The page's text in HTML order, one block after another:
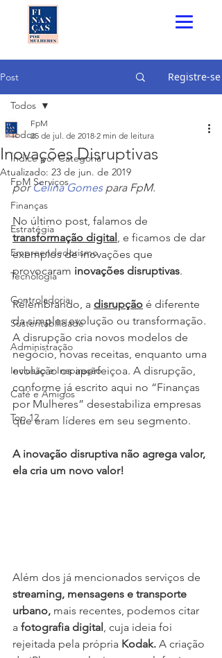
Post Registre-se
Todos
Índice por Categoria
FpM Serviços
Finanças
Estratégia
Empreendedorismo
Tecnologia
Controladoria
Sustentabilidade
Administração
Inclusão e Inspiração
Café e Amigos
Top 12
Todos
Inovações Disruptivas
FpM
25 de jul. de 2018 2 min de leitura
Atualizado: 23 de jun. de 2019
por Celina Gomes para FpM.
No último post, falamos de
transformação digital, e ficamos de dar
exemplos de inovações que
provocaram inovações disruptivas.
Relembrando, a disrupção é diferente
da simples evolução ou transformação.
A disrupção cria novos modelos de
negócio, novas receitas, enquanto uma
evolução os aperfeiçoa. A disrupção,
conforme já escrito aqui no “Finanças
por Mulheres” desestabiliza empresas
que eram líderes em seu segmento.
A inovação disruptiva não agrega valor,
ela cria um novo valor!
Além dos já mencionados serviços de
streaming, mensagens e transporte
urbano, mais recentes, podemos citar
a fotografia digital, cuja ideia foi
rejeitada pela própria Kodak. A criação